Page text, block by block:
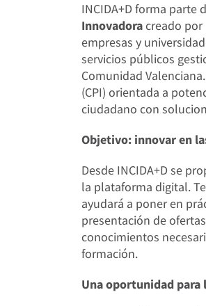
INCIDA+D forma parte
Innovadoracreado
empresas y
servicios públicos
Comunidad
(CPI) orientada a
ciudadano con
Objetivo: innovar en
Desde INCIDA+D se
la plataforma digital.
ayudará a poner en
presentación de
conocimientos
formación.
Una oportunidad para